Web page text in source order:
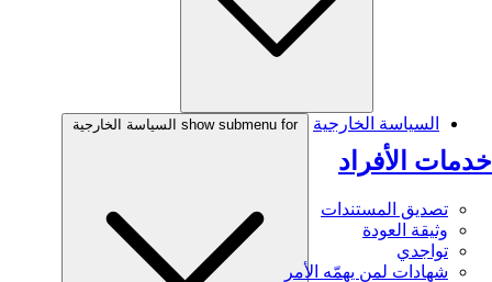
خدمات الأفراد
تصديق المستندات
وثيقة العودة
تواجدي
شهادات لمن يهمّه الأمر
السياسة الخارجية show submenu for السياسة الخارجية